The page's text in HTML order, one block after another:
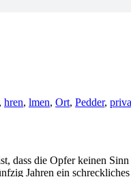
hren, lmen, Ort, Pedder,
dass die Opfer keinen
Jahren ein